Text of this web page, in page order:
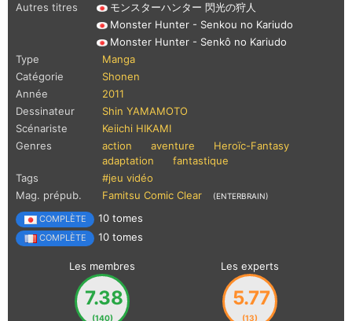
Autres titres
モンスターハンター 閃光の狩人
Monster Hunter - Senkou no Kariudo
Monster Hunter - Senkô no Kariudo
Type
Manga
Catégorie
Shonen
Année
2011
Dessinateur
Shin YAMAMOTO
Scénariste
Keiichi HIKAMI
Genres
action aventure
Heroïc-Fantasy
adaptation
fantastique
Tags
#jeu vidéo
Mag. prépub.
Famitsu Comic Clear (ENTERBRAIN)
COMPLÈTE 10 tomes
COMPLÈTE 10 tomes
Les membres
7.38
(140)
Les experts
5.77
(13)